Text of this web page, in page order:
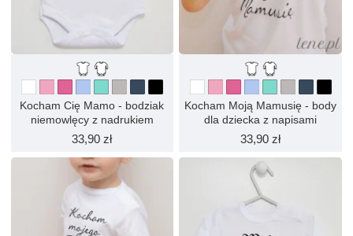
Kocham Cię Mamo - bodziak
niemowlęcy z nadrukiem
33,90 zł
Kocham Moją Mamusię - body
dla dziecka z napisami
33,90 zł